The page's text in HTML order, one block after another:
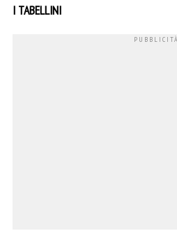
I TABELLINI